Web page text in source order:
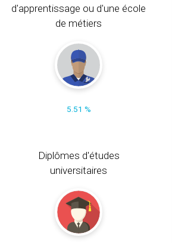
d'apprentissage ou d'une école
de métiers
5.51 %
Diplômes d'études
universitaires